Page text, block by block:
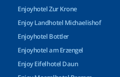
Enjoyhotel Zur Krone
Enjoy Landhotel Michaelishof
Enjoyhotel Bottler
Enjoyhotel am Erzengel
Enjoy Eifelhotel Daun